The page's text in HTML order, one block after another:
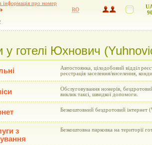
інформація про номер
RO
у готелі Юхнович
Автостоянка, цілодобовий відділ
реєстрація заселення/виселення,
Обслуговування номерів,
виклик таксі, швидкої допомоги.
Безкоштовний бездротовий інтернет
з
Безкоштовна парковка на території